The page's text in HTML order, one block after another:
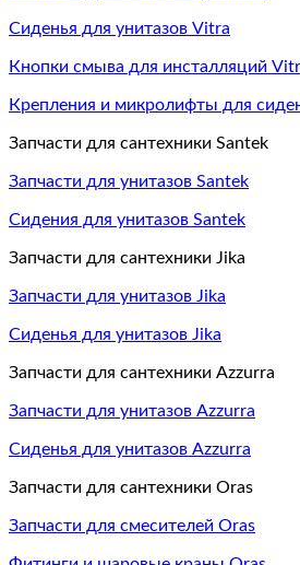
Сиденья для унитазов Vitra
Кнопки смыва для инсталляций
Крепления и микролифты для
Запчасти для сантехники Santek
Запчасти для унитазов Santek
Сидения для унитазов Santek
Запчасти для сантехники Jika
Запчасти для унитазов Jika
Сиденья для унитазов Jika
Запчасти для сантехники Azzurra
Запчасти для унитазов Azzurra
Сиденья для унитазов Azzurra
Запчасти для сантехники Oras
Запчасти для смесителей Oras